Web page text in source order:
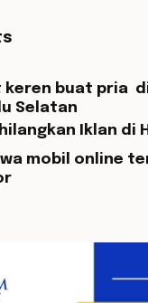
keren buat pria
Selatan
Iklan di
mobil online